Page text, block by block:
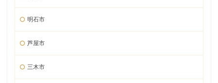
明石市
芦屋市
三木市